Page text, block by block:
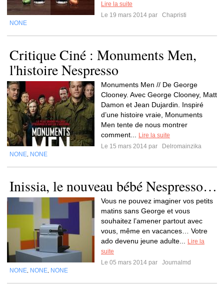
Lire la suite
Le 19 mars 2014 par
Chapristi
NONE
Critique Ciné : Monuments Men,
l'histoire Nespresso
Monuments Men // De George
Clooney. Avec George Clooney, Matt
Damon et Jean Dujardin. Inspiré
d’une histoire vraie, Monuments
Men tente de nous montrer
comment...
Lire la suite
Le 15 mars 2014 par
Delromainzika
NONE NONE
Inissia, le nouveau bébé Nespresso…
Vous ne pouvez imaginer vos petits
matins sans George et vous
souhaitez l’amener partout avec
vous, même en vacances… Votre
ado devenu jeune adulte...
Lire la
suite
Le 05 mars 2014 par
Journalmd
NONE NONE NONE